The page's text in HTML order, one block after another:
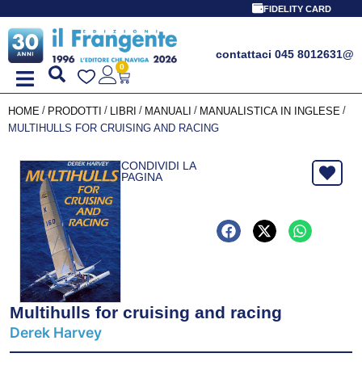
FIDELITY CARD
contattaci 045 8012631@
0
HOME / PRODOTTI / LIBRI / MANUALI / MANUALISTICA IN INGLESE /
MULTIHULLS FOR CRUISING AND RACING
CONDIVIDI LA
PAGINA
Multihulls for cruising and racing
Derek Harvey